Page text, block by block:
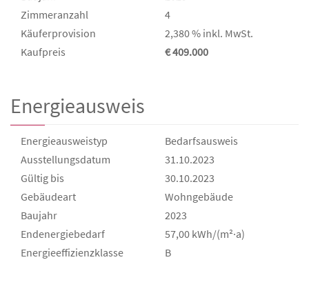
Zimmeranzahl
4
Käufer­provision
2,380 % inkl. MwSt.
Kaufpreis
€ 409.000
Energieausweis
Energieausweistyp
Bedarfs­ausweis
Ausstellungsdatum
31.10.2023
Gültig bis
30.10.2023
Gebäudeart
Wohngebäude
Baujahr
2023
Endenergie­bedarf
57,00 kWh/(m²·a)
Energie­effizienz­klasse
B